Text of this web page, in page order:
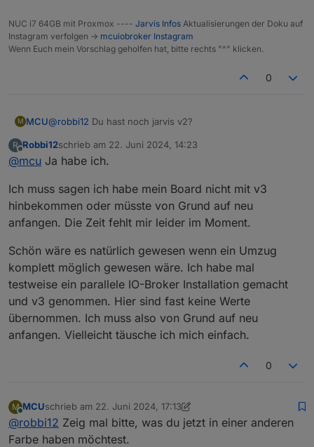
NUC i7 64GB mit Proxmox ---- Jarvis Infos Aktualisierungen der Doku auf
Instagram verfolgen -> mcuiobroker Instagram
Wenn Euch mein Vorschlag geholfen hat, bitte rechts "^" klicken.
0
M MCU@robbi12 Du hast noch jarvis v2?
R
Offline
Robbi12schrieb am 22. Juni 2024, 14:23
zuletzt editiert von
@mcu Ja habe ich.
Ich muss sagen ich habe mein Board nicht mit v3
hinbekommen oder müsste von Grund auf neu
anfangen. Die Zeit fehlt mir leider im Moment.
Schön wäre es natürlich gewesen wenn ein Umzug
komplett möglich gewesen wäre. Ich habe mal
testweise ein parallele IO-Broker Installation gemacht
und v3 genommen. Hier sind fast keine Werte
übernommen. Ich muss also von Grund auf neu
anfangen. Vielleicht täusche ich mich einfach.
0
M
Online
MCUschrieb am 22. Juni 2024, 17:13
zuletzt editiert von MCU
@robbi12 Zeig mal bitte, was du jetzt in einer anderen
Farbe haben möchtest.